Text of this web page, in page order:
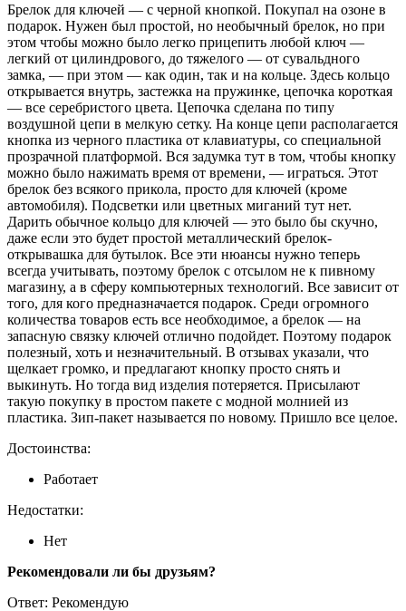
Брелок для ключей — с черной кнопкой. Покупал на озоне в
подарок. Нужен был простой, но необычный брелок, но при
этом чтобы можно было легко прицепить любой ключ —
легкий от цилиндрового, до тяжелого — от сувальдного
замка, — при этом — как один, так и на кольце. Здесь кольцо
открывается внутрь, застежка на пружинке, цепочка короткая
— все серебристого цвета. Цепочка сделана по типу
воздушной цепи в мелкую сетку. На конце цепи располагается
кнопка из черного пластика от клавиатуры, со специальной
прозрачной платформой. Вся задумка тут в том, чтобы кнопку
можно было нажимать время от времени, — играться. Этот
брелок без всякого прикола, просто для ключей (кроме
автомобиля). Подсветки или цветных миганий тут нет.
Дарить обычное кольцо для ключей — это было бы скучно,
даже если это будет простой металлический брелок-
открывашка для бутылок. Все эти нюансы нужно теперь
всегда учитывать, поэтому брелок с отсылом не к пивному
магазину, а в сферу компьютерных технологий. Все зависит от
того, для кого предназначается подарок. Среди огромного
количества товаров есть все необходимое, а брелок — на
запасную связку ключей отлично подойдет. Поэтому подарок
полезный, хоть и незначительный. В отзывах указали, что
щелкает громко, и предлагают кнопку просто снять и
выкинуть. Но тогда вид изделия потеряется. Присылают
такую покупку в простом пакете с модной молнией из
пластика. Зип-пакет называется по новому. Пришло все целое.
Достоинства:
Работает
Недостатки:
Нет
Рекомендовали ли бы друзьям?
Ответ: Рекомендую